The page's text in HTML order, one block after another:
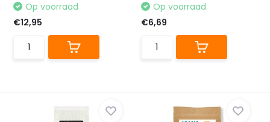
Op voorraad
€12,95
Op voorraad
€6,69